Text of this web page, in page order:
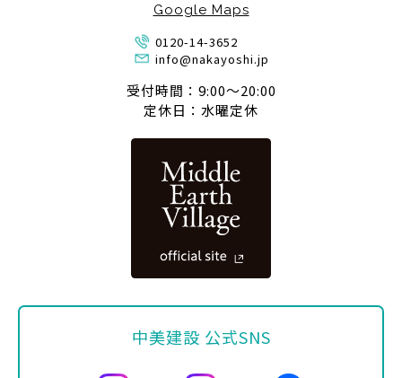
Google Maps
0120-14-3652
info@nakayoshi.jp
受付時間：9:00〜20:00
定休日：水曜定休
中美建設 公式SNS